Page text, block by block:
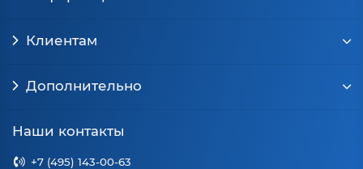
Клиентам
Дополнительно
Наши контакты
+7 (495) 143-00-63